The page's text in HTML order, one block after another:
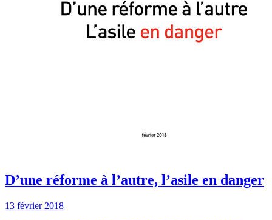
D’une réforme à l’autre, l’asile en danger
13 février 2018